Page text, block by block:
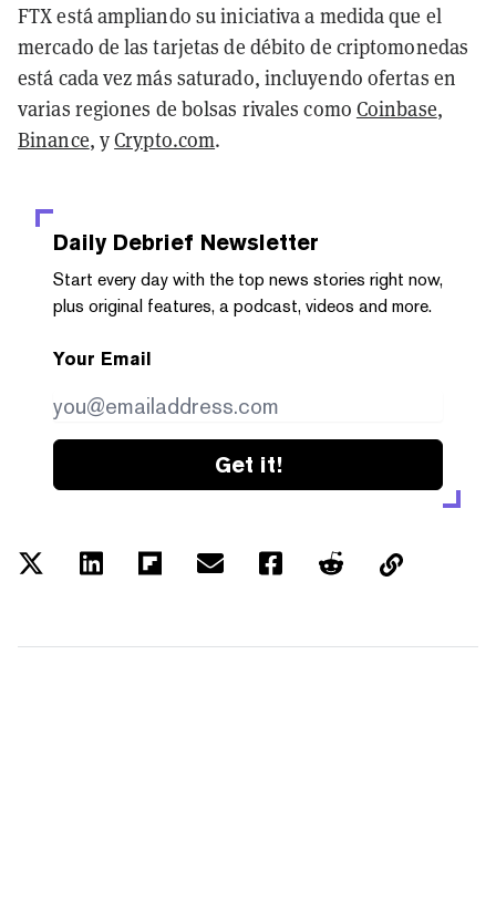
FTX está ampliando su iniciativa a medida que el
mercado de las tarjetas de débito de criptomonedas
está cada vez más saturado, incluyendo ofertas en
varias regiones de bolsas rivales como Coinbase,
Binance, yCrypto.com.
Daily Debrief Newsletter
Start every day with the top news stories right now,
plus original features, a podcast, videos and more.
Your Email
Get it!